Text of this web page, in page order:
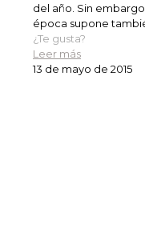
del año. Sin
época supone
¿Te gusta?
Leer más
13 de mayo de 2015